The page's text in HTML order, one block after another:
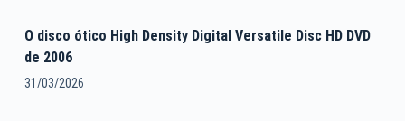
O disco ótico High Density Digital Versatile Disc HD DVD
de 2006
31/03/2026